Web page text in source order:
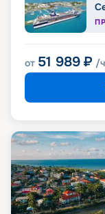
от 51 989 ₽ /